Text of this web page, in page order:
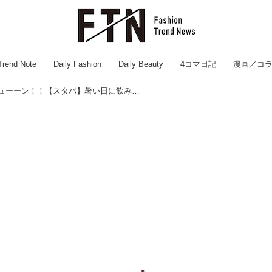
Note Daily Fashion Daily Beauty 4コマ日記 漫画／コ